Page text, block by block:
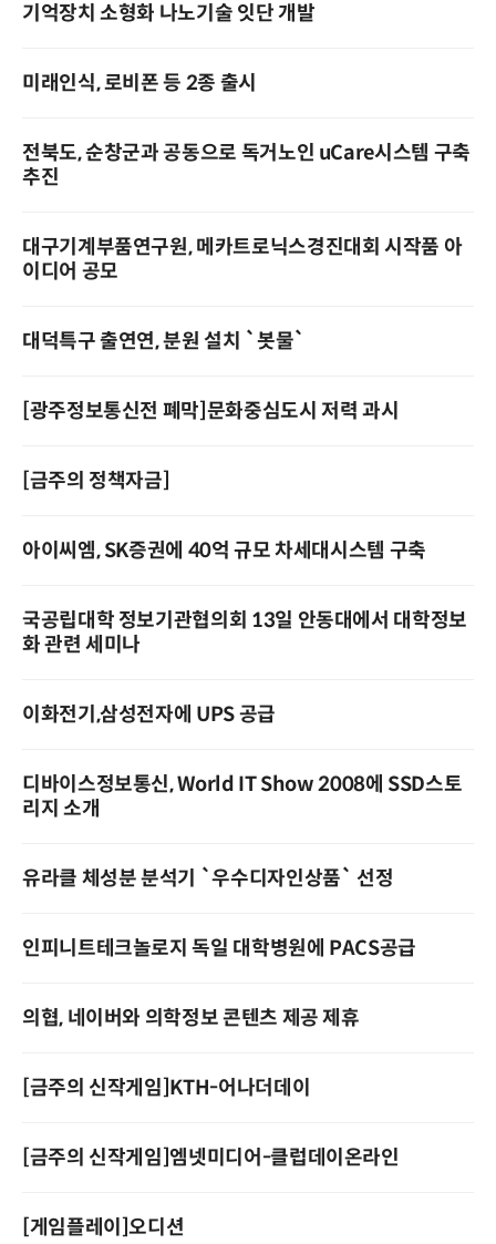
기억장치 소형화 나노기술 잇단 개발
미래인식, 로비폰 등 2종 출시
전북도, 순창군과 공동으로 독거노인 u­Care시스템 구축
추진
대구기계부품연구원, 메카트로닉스경진대회 시작품 아
이디어 공모
대덕특구 출연연, 분원 설치 `봇물`
[광주정보통신전 폐막]문화중심도시 저력 과시
[금주의 정책자금]
아이씨엠, SK증권에 40억 규모 차세대시스템 구축
국공립대학 정보기관협의회 13일 안동대에서 대학정보
화 관련 세미나
이화전기,삼성전자에 UPS 공급
디바이스정보통신, World IT Show 2008에 SSD스토
리지 소개
유라클 체성분 분석기 `우수디자인상품` 선정
인피니트테크놀로지 독일 대학병원에 PACS공급
의협, 네이버와 의학정보 콘텐츠 제공 제휴
[금주의 신작게임]KTH-어나더데이
[금주의 신작게임]엠넷미디어-클럽데이온라인
[게임플레이]오디션